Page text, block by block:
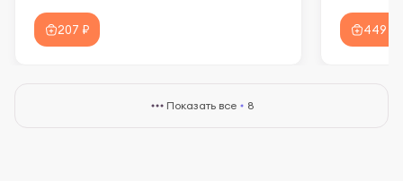
207 ₽ 449 ₽
Показать все 8